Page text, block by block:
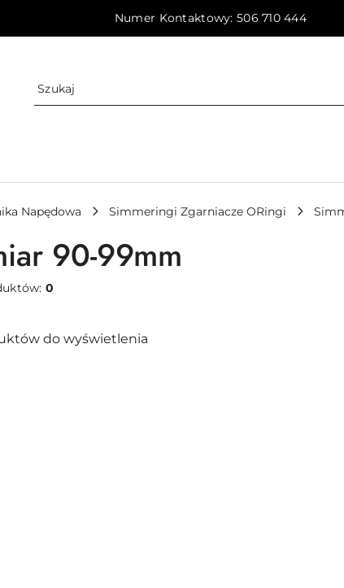
Numer Kontaktowy: 506 710 444
Napędowa Simmeringi Zgarniacze ORingi
90-99mm
0
do wyświetlenia